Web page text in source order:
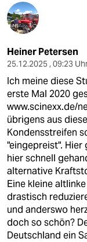
Heiner Petersen
25.12.2025 , 09:23
Ich meine diese
erste Mal 2020
www.scinexx.de/
übrigens aus
Kondensstreifen
"eingepreist". Hier
hier schnell
alternative
Eine kleine
drastisch
und anderswo
doch so schön?
Deutschland ein